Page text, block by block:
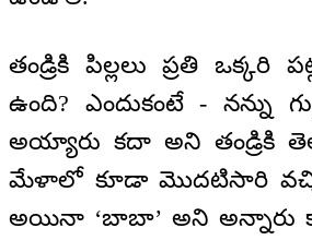
తండ్రికి పిల్లలు ప్రతి ఒక్కరి
ఉంది? ఎందుకంటే - నన్ను
అయ్యారు కదా అని తండ్రికి
మేళాలో కూడా మొదటిసారి
అయినా ‘బాబా’ అని అన్నారు